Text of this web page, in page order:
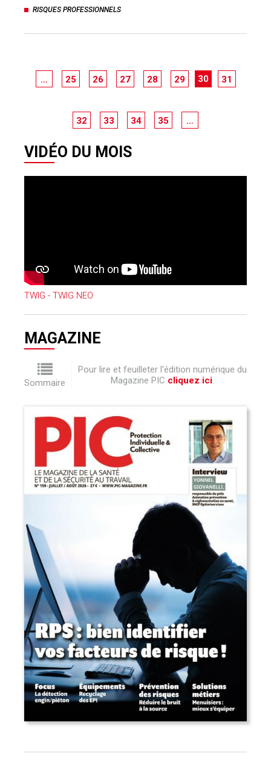
RISQUES PROFESSIONNELS
… 25 26 27 28 29 30 31
32 33 34 35 …
VIDÉO DU MOIS
TWIG - TWIG NEO
MAGAZINE
Sommaire
Pour lire et feuilleter l'édition numérique du
Magazine PIC cliquez ici.